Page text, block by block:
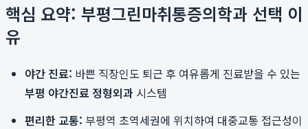
핵심 요약: 부평그린마취통증의학과 선택 이
유
야간 진료: 바쁜 직장인도 퇴근 후 여유롭게 진료받을 수 있는
부평 야간진료 정형외과 시스템
편리한 교통: 부평역 초역세권에 위치하여 대중교통 접근성이